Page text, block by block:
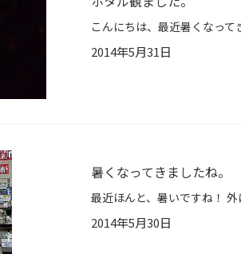
2014年5月31日
暑くなってきましたね。
2014年5月30日